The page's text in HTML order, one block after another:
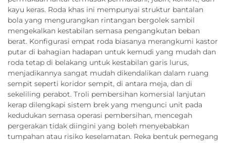
kayu keras. Roda khas ini mempunyai struktur bantalan
bola yang mengurangkan rintangan bergolek sambil
mengekalkan kestabilan semasa pengangkutan beban
berat. Konfigurasi empat roda biasanya merangkumi kastor
putar di bahagian hadapan untuk kemudi yang mudah dan
roda tetap di belakang untuk kestabilan garis lurus,
menjadikannya sangat mudah dikendalikan dalam ruang
sempit seperti koridor sempit, di antara meja, dan di
sekeliling perabot. Troli pembersihan komersial lanjutan
kerap dilengkapi sistem brek yang mengunci unit pada
kedudukan semasa operasi pembersihan, mencegah
pergerakan tidak diingini yang boleh menyebabkan
tumpahan atau risiko keselamatan. Reka bentuk pemegang